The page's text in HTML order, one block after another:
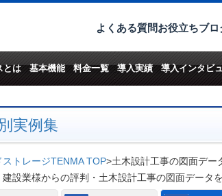
よくある質問お役立ちブロ
とは 基本機能 料金一覧 導入実績 導入インタビ
実例集
ストレージTENMA TOP>土木設計工事の図面デー
設業様からの評判・土木設計工事の図面データ